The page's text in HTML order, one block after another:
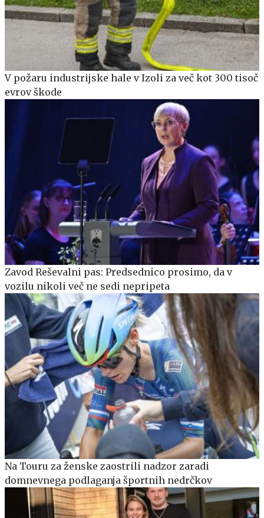
V požaru industrijske hale v Izoli za več kot 300 tisoč
evrov škode
Zavod Reševalni pas: Predsednico prosimo, da v
vozilu nikoli več ne sedi nepripeta
Na Touru za ženske zaostrili nadzor zaradi
domnevnega podlaganja športnih nedrčkov